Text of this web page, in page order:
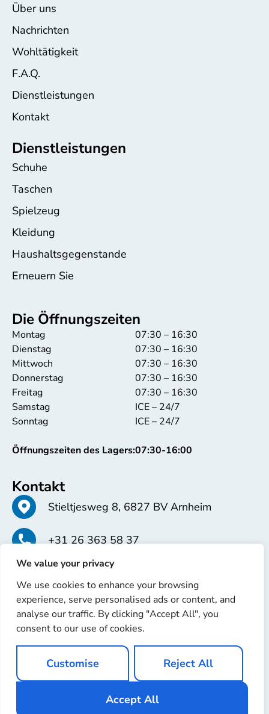
We value your privacy
We use cookies to enhance your browsing
experience, serve personalised ads or content, and
analyse our traffic. By clicking "Accept All", you
consent to our use of cookies.
Customise Reject All
Accept All
Über uns
Nachrichten
Wohltätigkeit
F.A.Q.
Dienstleistungen
Kontakt
Dienstleistungen
Schuhe
Taschen
Spielzeug
Kleidung
Haushaltsgegenstande
Erneuern Sie
Die Öffnungszeiten
Montag
Dienstag
Mittwoch
Donnerstag
Freitag
Samstag
Sonntag
Öffnungszeiten des Lagers:
07:30 – 16:30
07:30 – 16:30
07:30 – 16:30
07:30 – 16:30
07:30 – 16:30
ICE – 24/7
ICE – 24/7
07:30-16:00
Kontakt
Stieltjesweg 8, 6827 BV Arnheim
+31 26 363 58 37
info@erren.com
Copyright © 2025 Erren Recondition. Alle Rechte
vorbehalten
Ignaz Software